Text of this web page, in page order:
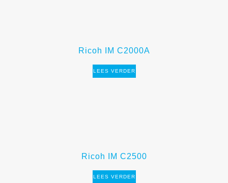
Ricoh IM C2000A
LEES VERDER
Ricoh IM C2500
LEES VERDER